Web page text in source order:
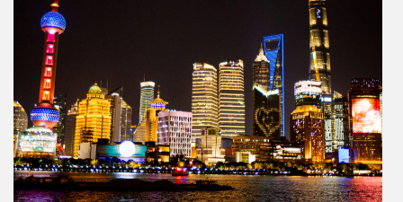
脳と
観光
脳、
地図
脳の
トリ
プル
稼働
4
さぁ